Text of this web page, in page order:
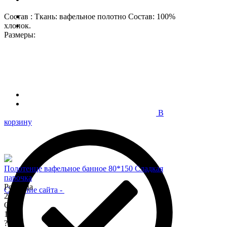
Состав : Ткань: вафельное полотно Состав: 100%
хлопок.
Размеры:
В
корзину
Полотенце вафельное банное 80*150 Сладкая
парочка
Розница
200
Опт
170
?
Создание сайта -